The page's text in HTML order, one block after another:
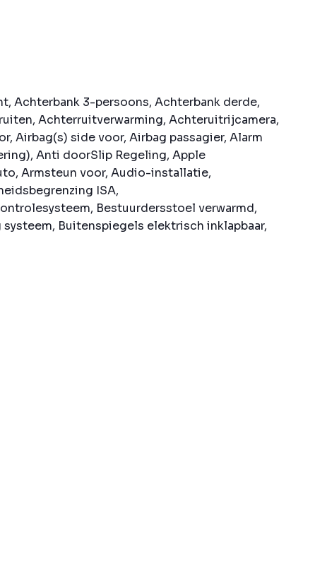
Achterbank 3-persoons, Achterbank derde,
Achterruitverwarming, Achteruitrijcamera,
Airbag(s) side voor, Airbag passagier, Alarm
Anti doorSlip Regeling, Apple
Armsteun voor, Audio-installatie,
ISA,
Bestuurdersstoel verwarmd,
Buitenspiegels elektrisch inklapbaar,